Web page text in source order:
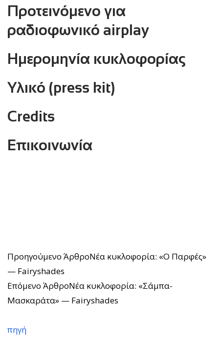
Προτεινόμενο για
ραδιοφωνικό airplay
Ημερομηνία κυκλοφορίας
Υλικό (press kit)
Credits
Επικοινωνία
Προηγούμενο ΆρθροΝέα κυκλοφορία: «Ο Παρφές»
— Fairyshades
Επόμενο ΆρθροΝέα κυκλοφορία: «Σάμπα-
Μασκαράτα» — Fairyshades
πηγή